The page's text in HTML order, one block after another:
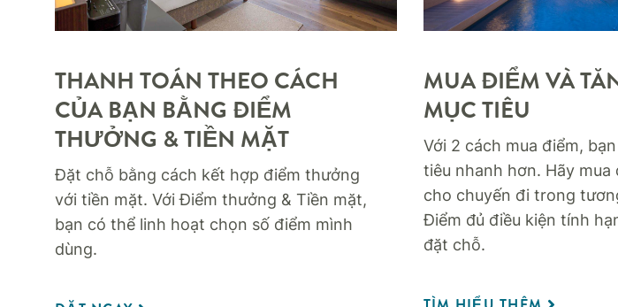
THANH TOÁN THEO CÁCH
CỦA BẠN BẰNG ĐIỂM
THƯỞNG & TIỀN MẶT
Đặt chỗ bằng cách kết hợp điểm thưởng
với tiền mặt. Với Điểm thưởng & Tiền mặt,
bạn có thể linh hoạt chọn số điểm mình
dùng.
MUA ĐIỂM VÀ
MỤC TIÊU​
Với 2 cách mua điểm,
tiêu nhanh hơn. Hãy mua
cho chuyến đi trong
Điểm đủ điều kiện tính
đặt chỗ.